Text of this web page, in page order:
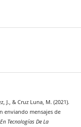
J., & Cruz Luna, M. (2021).
enviando mensajes de
Tecnologías De La